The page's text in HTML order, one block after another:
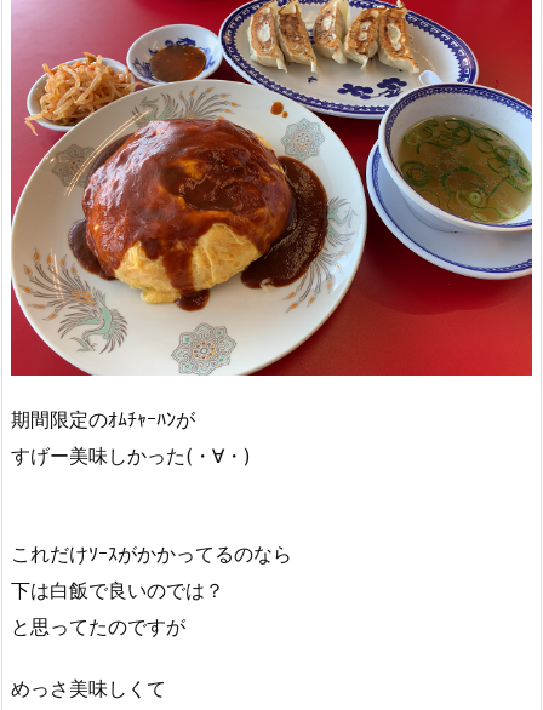
期間限定のｵﾑﾁｬｰﾊﾝが
すげー美味しかった(・∀・)
これだけｿｰｽがかかってるのなら
下は白飯で良いのでは？
と思ってたのですが
めっさ美味しくて